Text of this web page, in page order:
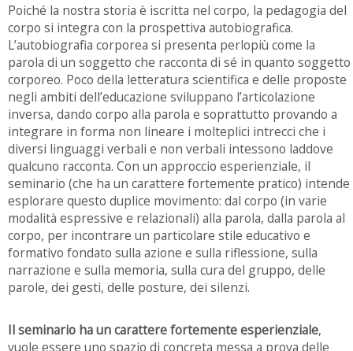
Poiché la nostra storia è iscritta nel corpo, la pedagogia del
corpo si integra con la prospettiva autobiografica.
L’autobiografia corporea si presenta perlopiù come la
parola di un soggetto che racconta di sé in quanto soggetto
corporeo. Poco della letteratura scientifica e delle proposte
negli ambiti dell’educazione sviluppano l’articolazione
inversa, dando corpo alla parola e soprattutto provando a
integrare in forma non lineare i molteplici intrecci che i
diversi linguaggi verbali e non verbali intessono laddove
qualcuno racconta. Con un approccio esperienziale, il
seminario (che ha un carattere fortemente pratico) intende
esplorare questo duplice movimento: dal corpo (in varie
modalità espressive e relazionali) alla parola, dalla parola al
corpo, per incontrare un particolare stile educativo e
formativo fondato sulla azione e sulla riflessione, sulla
narrazione e sulla memoria, sulla cura del gruppo, delle
parole, dei gesti, delle posture, dei silenzi.
Il seminario ha un carattere fortemente esperienziale,
vuole essere uno spazio di concreta messa a prova delle